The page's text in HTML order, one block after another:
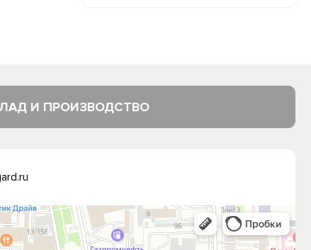
И ПРОИЗВОДСТВО